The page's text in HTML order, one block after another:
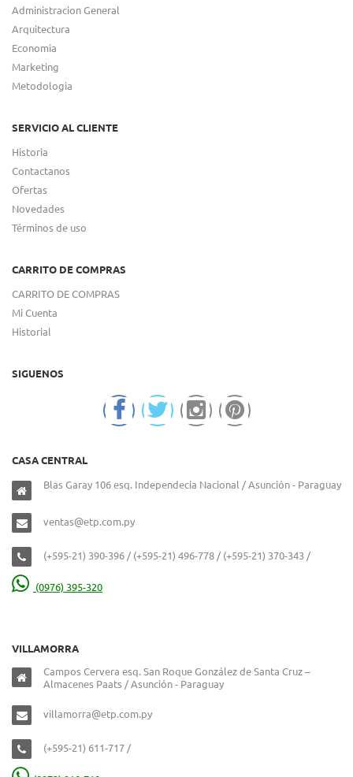
Administracion General
Arquitectura
Economia
Marketing
Metodologia
SERVICIO AL CLIENTE
Historia
Contactanos
Ofertas
Novedades
Términos de uso
CARRITO DE COMPRAS
CARRITO DE COMPRAS
Mi Cuenta
Historial
SIGUENOS
CASA CENTRAL
Blas Garay 106 esq. Independecia Nacional / Asunción - Paraguay
ventas@etp.com.py
(+595-21) 390-396 / (+595-21) 496-778 / (+595-21) 370-343 /
(0976) 395-320
VILLAMORRA
Campos Cervera esq. San Roque González de Santa Cruz –
Almacenes Paats / Asunción - Paraguay
villamorra@etp.com.py
(+595-21) 611-717 /